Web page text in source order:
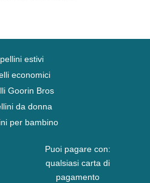
estivi
economici
Goorin Bros
da donna
per bambino
Puoi pagare con:
qualsiasi carta di
pagamento